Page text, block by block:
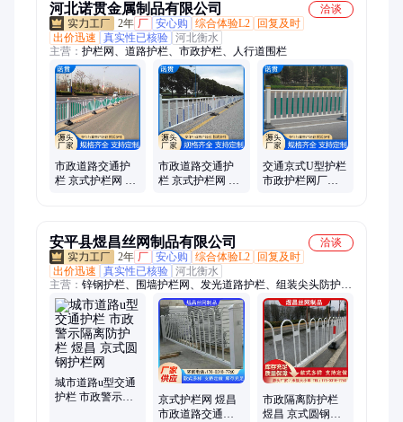
河北诺贯金属制品有限公司
洽谈
2年 厂 安心购 综合体验L2
回复及时
出价迅速
真实性已核验 河北衡水
主营： 护栏网、道路护栏、市政护栏、人行道围栏
市政道路交通护
栏 京式护栏网 人
市政道路交通护
栏 京式护栏网 人
交通京式U型护栏
市政护栏网厂家
安平县煜昌丝网制品有限公司
洽谈
2年 厂 安心购 综合体验L2
回复及时
出价迅速
真实性已核验 河北衡水
主营： 锌钢护栏、围墙护栏网、发光道路护栏、组装尖头防护
栏、方管围栏、尖枪围栏、小区别墅围栏
城市道路u型交通
护栏 市政警示隔
京式护栏网 煜昌
市政道路交通护
市政隔离防护栏
煜昌 京式圆钢护